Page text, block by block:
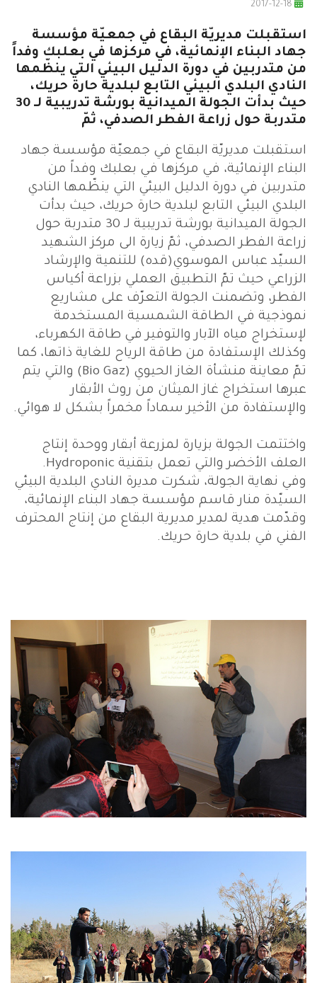
استقبلت مديريّة البقاع في جمعيّة مؤسسة
جهاد البناء الإنمائية، في مركزها في بعلبك وفداً
من متدربين في دورة الدليل البيئي التي ينظّمها
النادي البلدي البيئي التابع لبلدية حارة حريك،
حيث بدأت الجولة الميدانية بورشة تدريبية لـ 30
متدربة حول زراعة الفطر الصدفي، ثمّ
استقبلت مديريّة البقاع في جمعيّة مؤسسة جهاد
البناء الإنمائية، في مركزها في بعلبك وفداً من
متدربين في دورة الدليل البيئي التي ينظّمها النادي
البلدي البيئي التابع لبلدية حارة حريك، حيث بدأت
الجولة الميدانية بورشة تدريبية لـ 30 متدربة حول
زراعة الفطر الصدفي، ثمّ زيارة الى مركز الشهيد
السيّد عباس الموسوي(قده) للتنمية والإرشاد
الزراعي حيث تمّ التطبيق العملي بزراعة أكياس
الفطر، وتضمنت الجولة التعرّف على مشاريع
نموذجية في الطاقة الشمسية المستخدمة
لإستخراج مياه الآبار والتوفير في طاقة الكهرباء،
وكذلك الإستفادة من طاقة الرياح للغاية ذاتها، كما
تمّ معاينة منشأة الغاز الحيوي (Bio Gaz) والتي يتم
عبرها استخراج غاز الميثان من روث الأبقار
والإستفادة من الأخير سماداً مخمراً بشكل لا هوائي.
واختتمت الجولة بزيارة لمزرعة أبقار ووحدة إنتاج
العلف الأخضر والتي تعمل بتقنية Hydroponic.
وفي نهاية الجولة، شكرت مديرة النادي البلدية البيئي
السيّدة منار قاسم مؤسسة جهاد البناء الإنمائية،
وقدّمت هدية لمدير مديرية البقاع من إنتاج المحترف
الفني في بلدية حارة حريك.